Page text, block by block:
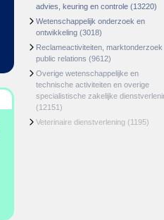
advies, keuring en controle (13220)
Wetenschappelijk onderzoek en
ontwikkeling (3018)
Reclameactiviteiten, marktonderzoek
public relations (9612)
Overige wetenschappelijke en
technische activiteiten en overige
specialistische zakelijke
(12151)
Veterinaire dienstverlening (1195)